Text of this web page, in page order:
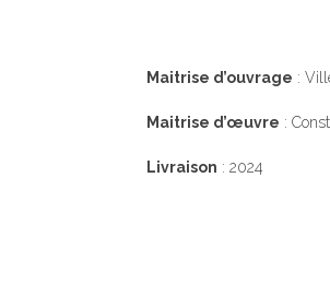
Maitrise d’ouvrage :
Maitrise d’œuvre :
Livraison : 2024